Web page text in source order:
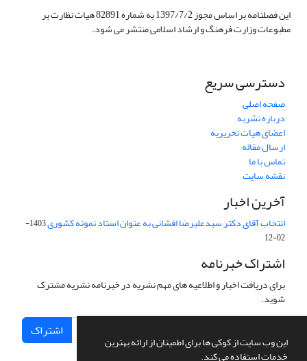
این وب سایت از کوکی ها برای اطمینان از ارائه بهترین
خدمات استفاده می کند.
این فصلنامه بر اساس مجوز 1397/7/2 به شماره 82891 هیات نظارت بر
مطبوعات وزارت فرهنگ و ارشاد اسلامی منتشر می شود.
دسترسی سریع
صفحه اصلی
درباره نشریه
اعضای هیات تحریریه
ارسال مقاله
تماس با ما
نقشه سایت
آخرین اخبار
انتخاب آقای دکتر سیدعلیرضا افشانی به عنوان استاد نمونه کشوری
1403-
02-12
اشتراک خبرنامه
برای دریافت اخبار و اطلاعیه های مهم نشریه در خبرنامه نشریه مشترک
شوید.
اشتراک